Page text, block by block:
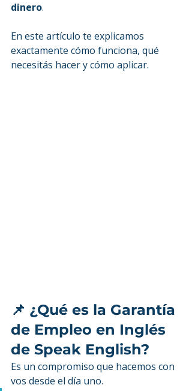
dinero.
En este artículo te explicamos
exactamente cómo funciona, qué
necesitás hacer y cómo aplicar.
📌 ¿Qué es la Garantía
de Empleo en Inglés
de Speak English?
Es un compromiso que hacemos con
vos desde el día uno.